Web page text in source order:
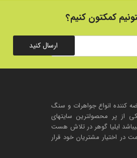
کننده انواع جواهرات و سنگ
از پر محصولترین سایتهای
ایلیا گوهر در تلاش هست
در اختیار مشتریان خود قرار
کمکتون کنیم؟
ارسال کنید